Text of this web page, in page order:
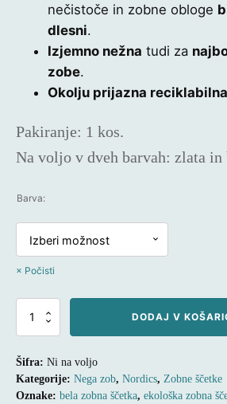
nečistoče in zobne obloge
dlesni.
Izjemno nežna tudi za
zobe.
Okolju prijazna
Pakiranje: 1 kos.
Na voljo v dveh barvah: zlata in
Barva:
Počisti
ZOBNA
ŠČETKA
NORDICS
PREMIUM
SILK
ULTRA
SOFT
DODAJ V
Šifra: Ni na voljo
Kategorije: Nega zob, Nordics, Zobne ščetke
Oznake: bela zobna ščetka, ekološka zobna